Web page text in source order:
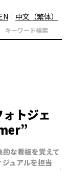
中文（繁体）
トジェ
な看板を覚えて
ュアルを担当